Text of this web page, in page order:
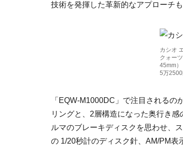
技術を発揮した革新的なアプローチも
カシオ
クォー
45mm）
5万2500
「EQW-M1000DC」で注目される
リングと、2層構造になった奥行き
ルマのブレーキディスクを思わせ、
の 1/20秒計のディスク針、AM/PM表